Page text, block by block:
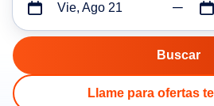
Vie, Ago 21
Llame para ofertas